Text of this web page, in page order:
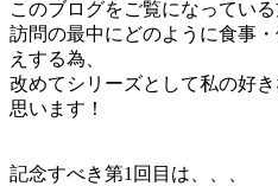
このブログをご覧になっている
訪問の最中にどのように食事
えする為、
改めてシリーズとして私の好
思います！
記念すべき第1回目は、、、